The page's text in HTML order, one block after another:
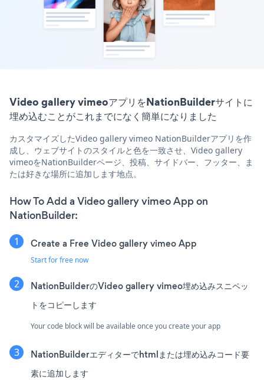
Video gallery vimeoアプリをNationBuilderサイトに
埋め込むことがこれまでになく簡単になりました
カスタマイズしたVideo gallery vimeo NationBuilderアプリを作
成し、ウェブサイトのスタイルと色を一致させ、Video gallery
vimeoをNationBuilderページ、投稿、サイドバー、フッター、ま
たは好きな場所に追加します地点。
How To Add a Video gallery vimeo App on
NationBuilder:
Create a Free Video gallery vimeo App
Start for free now
NationBuilderのVideo gallery vimeo埋め込みスニペッ
トをコピーします
Your code block will be available once you create your app
NationBuilderエディターでhtmlまたは埋め込みコード要
素に追加します